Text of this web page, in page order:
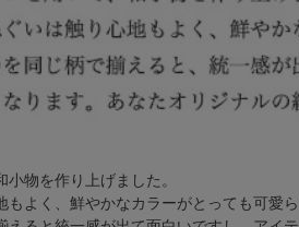
物を作り上げました。
よく、鮮やかなカラーがとっても可愛